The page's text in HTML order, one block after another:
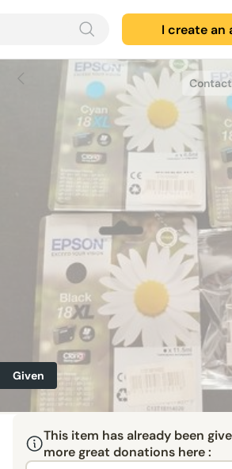
I create an
Given
This item has already been
more great donations here :